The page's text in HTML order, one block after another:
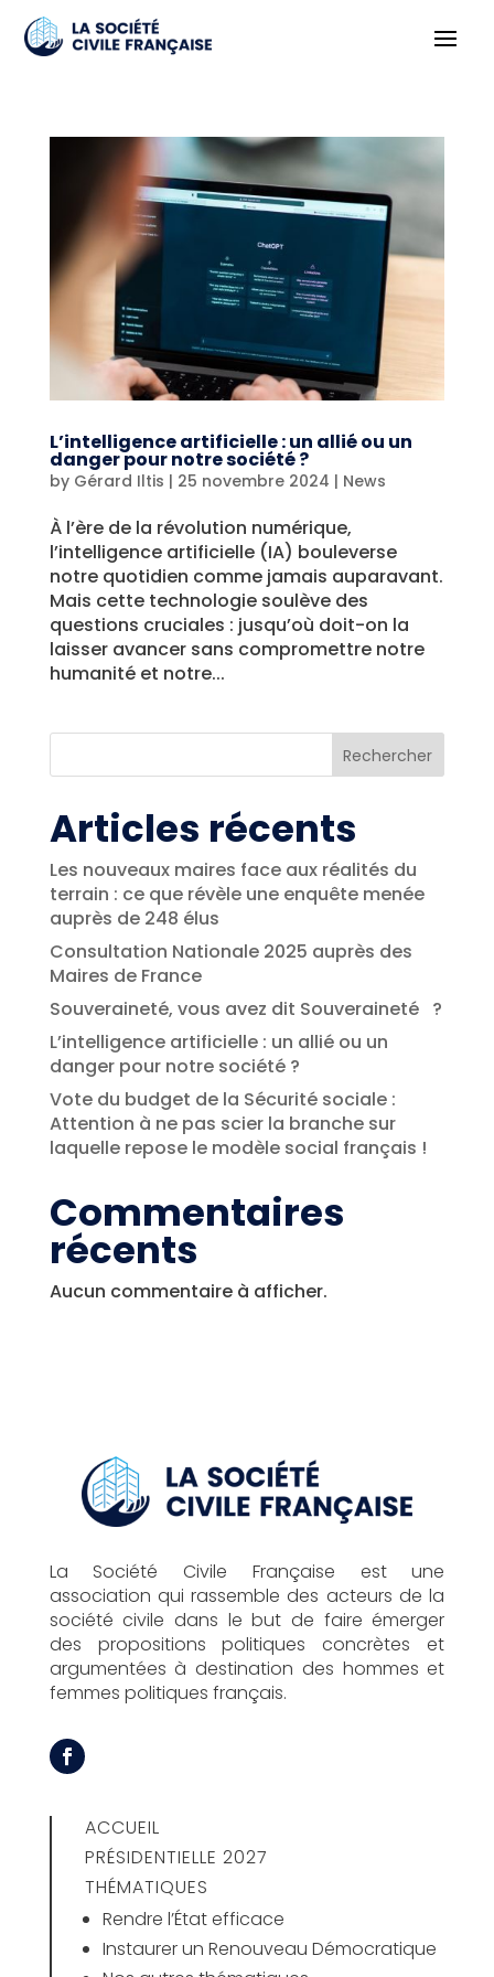
L’intelligence artificielle : un allié ou un
danger pour notre société ?
by Gérard Iltis | 25 novembre 2024 | News
À l’ère de la révolution numérique,
l’intelligence artificielle (IA) bouleverse
notre quotidien comme jamais auparavant.
Mais cette technologie soulève des
questions cruciales : jusqu’où doit-on la
laisser avancer sans compromettre notre
humanité et notre...
Rechercher
Articles récents
Les nouveaux maires face aux réalités du
terrain : ce que révèle une enquête menée
auprès de 248 élus
Consultation Nationale 2025 auprès des
Maires de France
Souveraineté, vous avez dit Souveraineté ?
L’intelligence artificielle : un allié ou un
danger pour notre société ?
Vote du budget de la Sécurité sociale :
Attention à ne pas scier la branche sur
laquelle repose le modèle social français !
Commentaires
récents
Aucun commentaire à afficher.
La Société Civile Française est une
association qui rassemble des acteurs de la
société civile dans le but de faire émerger
des propositions politiques concrètes et
argumentées à destination des hommes et
femmes politiques français.
ACCUEIL
PRÉSIDENTIELLE 2027
THÉMATIQUES
Rendre l’État efficace
Instaurer un Renouveau Démocratique